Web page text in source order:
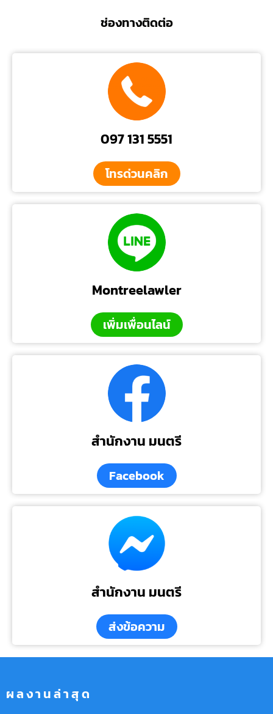
ช่องทางติดต่อ
097 131 5551
โทรด่วนคลิก
Montreelawler
เพิ่มเพื่อนไลน์
สำนักงาน มนตรี
Facebook
สำนักงาน มนตรี
ส่งข้อความ
ผลงานล่าสุด